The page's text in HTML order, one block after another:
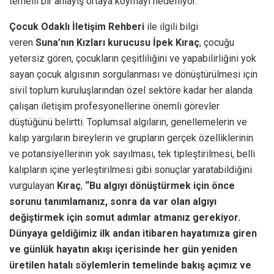
Çocuk Odaklı İletişim Rehberi ile ilgili bilgi
veren Suna’nın Kızları kurucusu İpek Kıraç, çocuğu
yetersiz gören, çocukların çeşitliliğini ve yapabilirliğini yok
sayan çocuk algısının sorgulanması ve dönüştürülmesi için
sivil toplum kuruluşlarından özel sektöre kadar her alanda
çalışan iletişim profesyonellerine önemli görevler
düştüğünü belirtti. Toplumsal algıların, genellemelerin ve
kalıp yargıların bireylerin ve grupların gerçek özelliklerinin
ve potansiyellerinin yok sayılması, tek tipleştirilmesi, belli
kalıpların içine yerleştirilmesi gibi sonuçlar yaratabildiğini
vurgulayan Kıraç, “Bu algıyı dönüştürmek için önce
sorunu tanımlamanız, sonra da var olan algıyı
değiştirmek için somut adımlar atmanız gerekiyor.
Dünyaya geldiğimiz ilk andan itibaren hayatımıza giren
ve günlük hayatın akışı içerisinde her gün yeniden
üretilen hatalı söylemlerin temelinde bakış açımız ve